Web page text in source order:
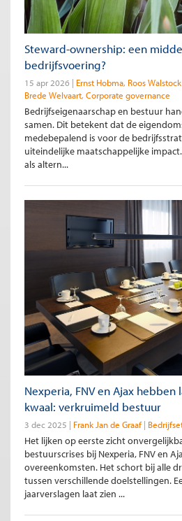
Steward-ownership: een
bedrijfsvoering?
15 apr 2026 Ernst Hobma Roos Walstock
Brede Welvaart Corporate governance
Bedrijfseigenaarschap en bestuur
samen. Dit betekent dat de
medebepalend is voor de
uiteindelijke maatschappelijke
als altern...
Nexperia, FNV en Ajax hebben
kwaal: verkruimeld bestuur
3 dec 2025 Frank Jan de Graaf
Het lijken op eerste zicht
bestuurscrises bij Nexperia, FNV en
overeenkomsten. Het schort bij alle
tussen verschillende doelstellingen.
jaarverslagen laat zien ...